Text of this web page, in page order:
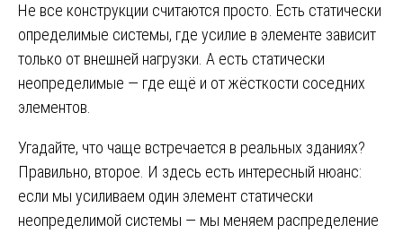
Не все конструкции считаются просто. Есть статически
определимые системы, где усилие в элементе зависит
только от внешней нагрузки. А есть статически
неопределимые — где ещё и от жёсткости соседних
элементов.
Угадайте, что чаще встречается в реальных зданиях?
Правильно, второе. И здесь есть интересный нюанс:
если мы усиливаем один элемент статически
неопределимой системы — мы меняем распределение